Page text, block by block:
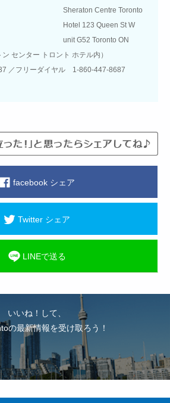
Sheraton Centre Toronto
Hotel 123 Queen St W
unit G52 Toronto ON
センター トロント ホテル内）
／フリーダイヤル 1-860-447-8687
facebook シェア
Twitter シェア
LINEで送る
いいね！して、
の最新情報を受け取ろう！